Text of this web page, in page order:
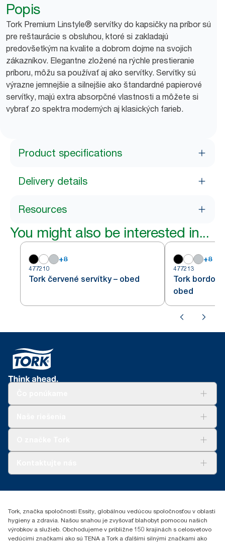
Popis
Tork Premium Linstyle® servítky do kapsičky na príbor sú
pre reštaurácie s obsluhou, ktoré si zakladajú
predovšetkým na kvalite a dobrom dojme na svojich
zákazníkov. Elegantne zložené na rýchle prestieranie
príboru, môžu sa používať aj ako servítky. Servítky sú
výrazne jemnejšie a silnejšie ako štandardné papierové
servítky, majú extra absorpčné vlastnosti a môžete si
vybrať zo spektra moderných aj klasických farieb.
Product specifications
Delivery details
Resources
You might also be interested in...
+8
477210
Tork červené servítky – obed
+8
477213
Tork
obed
Essity Slovakia s.r.o.
049 12 Gemerská Hôrka
Tork, značka spoločnosti Essity, globálnou vedúcou spoločnosťou v oblasti
hygieny a zdravia. Našou snahou je zvyšovať blahobyt pomocou našich
výrobkov a služieb. Obchodujeme v približne 150 krajinách s celosvetovo
vedúcimi značkami ako sú TENA a Tork a ďalšími silnými značkami ako